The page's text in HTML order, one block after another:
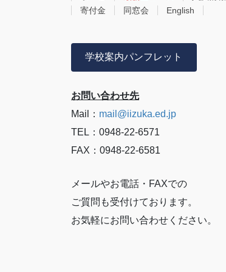
寄付金
同窓会 English
学校案内パンフレット
お問い合わせ先
Mail： mail@iizuka.ed.jp
TEL：0948-22-6571
FAX：0948-22-6581
メールやお電話・FAXでの
ご質問も受付けております。
お気軽にお問い合わせください。